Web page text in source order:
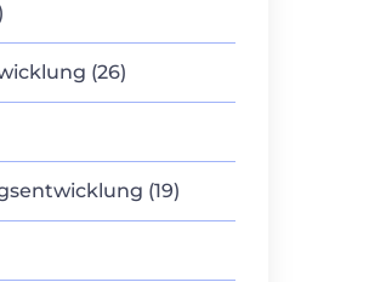
(26)
(19)